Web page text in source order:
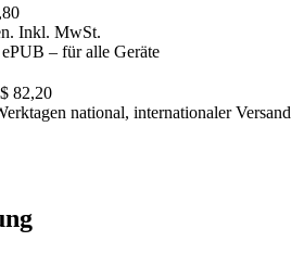
Inkl. MwSt.
– für alle Geräte
82,20
national, internationaler Versand